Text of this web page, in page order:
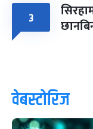
३
वेबस्टोरिज